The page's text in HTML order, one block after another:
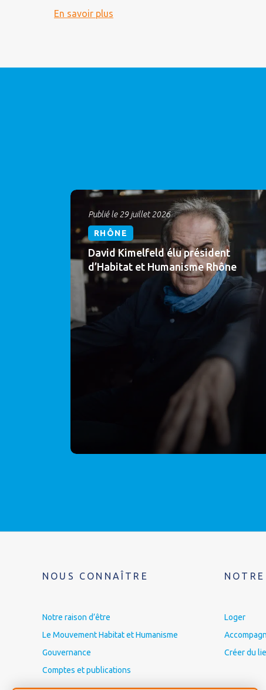
En savoir plus
Publié le 29 juillet 2026
RHÔNE
David Kimelfeld élu président
d’Habitat et Humanisme Rhône
NOUS CONNAÎTRE
Notre raison d’être
Le Mouvement Habitat et Humanisme
Gouvernance
Comptes et publications
Loger
Créer du